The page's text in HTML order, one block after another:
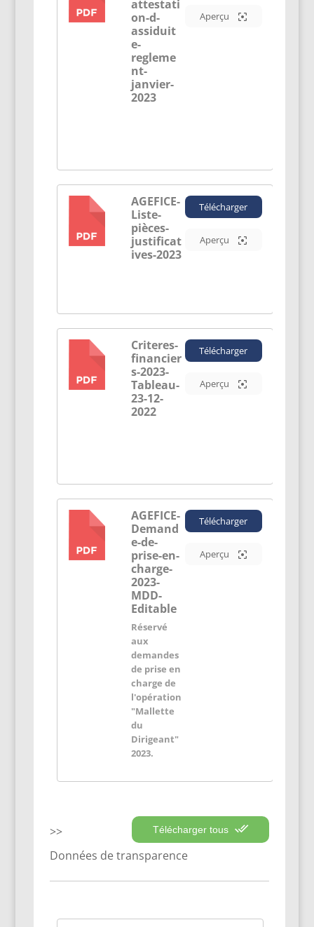
attestati
on-d-
assiduit
e-
regleme
nt-
janvier-
2023
Aperçu
AGEFICE-
Liste-
pièces-
justificat
ives-2023
Télécharger
Aperçu
Criteres-
financier
s-2023-
Tableau-
23-12-
2022
Télécharger
Aperçu
AGEFICE-
Demand
e-de-
prise-en-
charge-
2023-
MDD-
Editable
Réservé
aux
demandes
de prise en
charge de
l'opération
"Mallette
du
Dirigeant"
2023.
Télécharger
Aperçu
Télécharger tous
Données de transparence